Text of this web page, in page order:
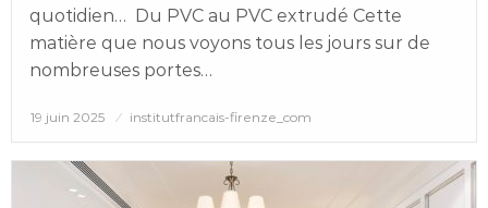
quotidien… Du PVC au PVC extrudé Cette
matière que nous voyons tous les jours sur de
nombreuses portes…
Posted
19 juin 2025 institutfrancais-firenze_com